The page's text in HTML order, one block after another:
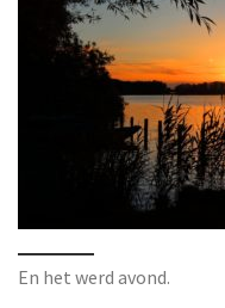
En het werd avond.